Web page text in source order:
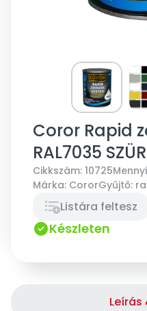
Coror Rapid
RAL7035
Cikkszám: 10725
Márka: CororGyűjtő:
Listára feltesz
Készleten